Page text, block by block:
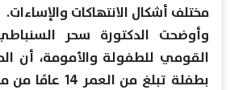
مختلف أشكال الانتهاكات والإساءات.
وأوضحت الدكتورة سحر
القومي للطفولة والأمومة، أن
بطفلة تبلغ من